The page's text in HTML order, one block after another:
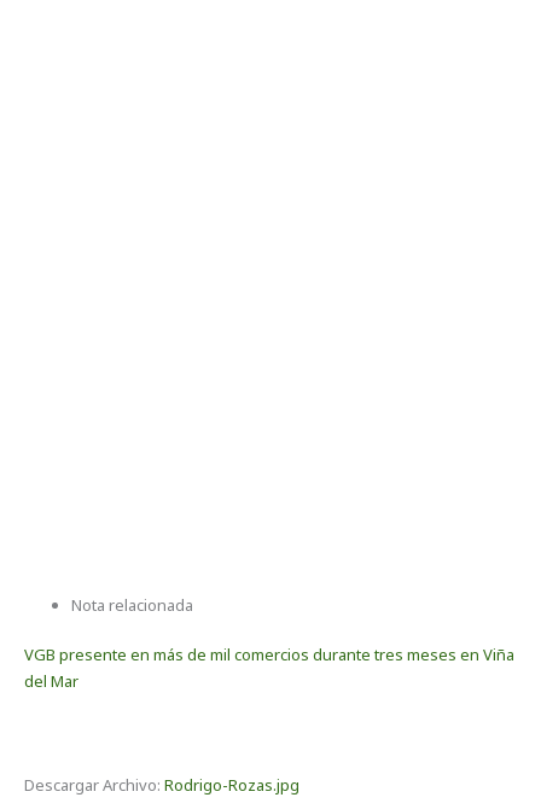
Nota relacionada
VGB presente en más de mil comercios durante tres meses en Viña
del Mar
Descargar Archivo:Rodrigo-Rozas.jpg